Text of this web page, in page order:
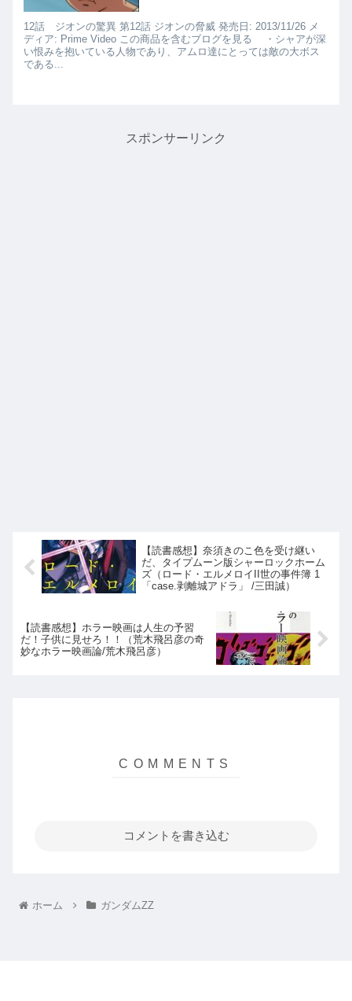
12話 ジオンの驚異 第12話 ジオンの脅威 発売日: 2013/11/26 メ
ディア: Prime Video この商品を含むブログを見る ・シャアが深
い恨みを抱いている人物であり、アムロ達にとっては敵の大ボス
である...
スポンサーリンク
【読書感想】奈須きのこ色を受け継い
だ、タイプムーン版シャーロックホーム
ズ（ロード・エルメロイII世の事件簿 1
「case.剥離城アドラ」 /三田誠）
【読書感想】ホラー映画は人生の予習
だ！子供に見せろ！！（荒木飛呂彦の奇
妙なホラー映画論/荒木飛呂彦）
コメントを書き込む
ホーム ガンダムZZ